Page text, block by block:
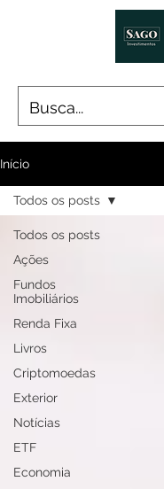
Início
Todos os posts
Ações
Fundos
Imobiliários
Renda Fixa
Livros
Criptomoedas
Exterior
Notícias
ETF
Economia
Todos os posts